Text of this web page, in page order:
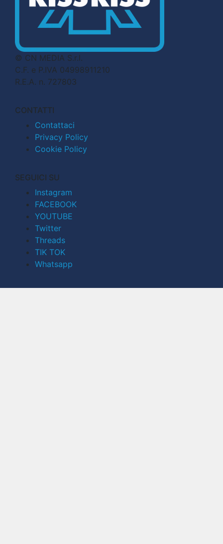
© CN MEDIA S.r.l.
C.F. e P.IVA 04998911210
R.E.A. n. 727803
CONTATTI
Contattaci
Privacy Policy
Cookie Policy
SEGUICI SU
Instagram
FACEBOOK
YOUTUBE
Twitter
Threads
TIK TOK
Whatsapp